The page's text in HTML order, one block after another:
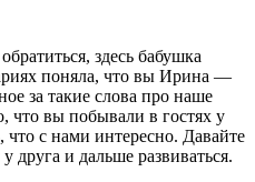
здесь бабушка
поняла, что вы Ирина —
за такие слова про наше
что вы побывали в гостях у
с нами интересно. Давайте
друга и дальше развиваться.